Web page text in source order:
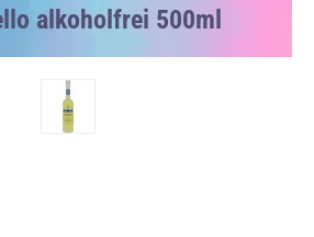
alkoholfrei 500ml